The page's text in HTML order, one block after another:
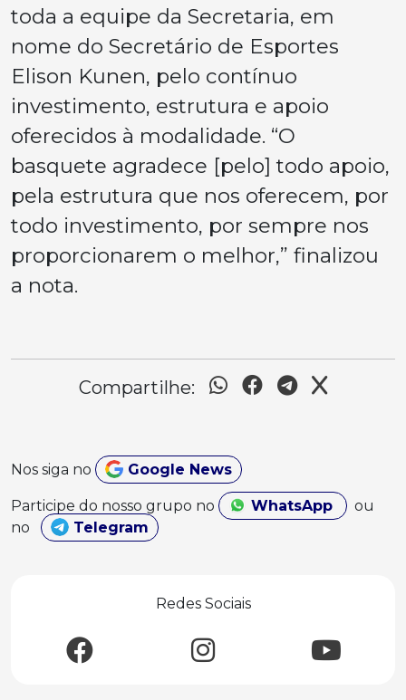
toda a equipe da Secretaria, em
nome do Secretário de Esportes
Elison Kunen, pelo contínuo
investimento, estrutura e apoio
oferecidos à modalidade. “O
basquete agradece [pelo] todo apoio,
pela estrutura que nos oferecem, por
todo investimento, por sempre nos
proporcionarem o melhor,” finalizou
a nota.
Compartilhe:
Nos siga no Google News
Participe do nosso grupo no WhatsApp
ou
no
Telegram
Redes Sociais